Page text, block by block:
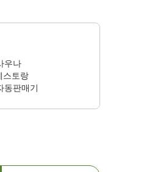
우나
스토랑
동판매기